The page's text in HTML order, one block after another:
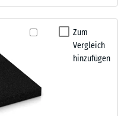
Zum
Vergleich
hinzufügen